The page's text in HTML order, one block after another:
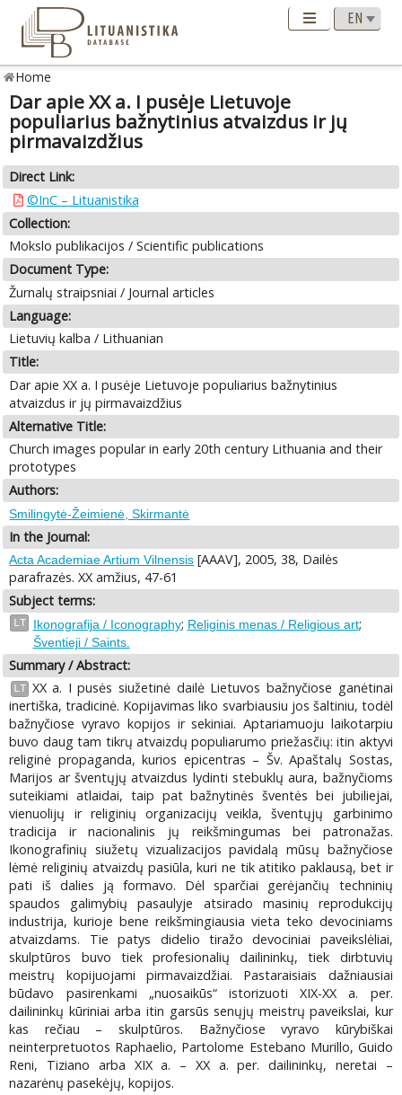
Home
Dar apie XX a. I pusėje Lietuvoje
populiarius bažnytinius atvaizdus ir jų
pirmavaizdžius
Direct Link:
©InC – Lituanistika
Collection:
Mokslo publikacijos / Scientific publications
Document Type:
Žurnalų straipsniai / Journal articles
Language:
Lietuvių kalba / Lithuanian
Title:
Dar apie XX a. I pusėje Lietuvoje populiarius bažnytinius
atvaizdus ir jų pirmavaizdžius
Alternative Title:
Church images popular in early 20th century Lithuania and their
prototypes
Authors:
Smilingytė-Žeimienė, Skirmantė
In the Journal:
Acta Academiae Artium Vilnensis [AAAV], 2005, 38, Dailės
parafrazės. XX amžius, 47-61
Subject terms:
LT Ikonografija / Iconography; Religinis menas / Religious art;
Šventieji / Saints.
Summary / Abstract:
LT XX a. I pusės siužetinė dailė Lietuvos bažnyčiose ganėtinai
inertiška, tradicinė. Kopijavimas liko svarbiausiu jos šaltiniu, todėl
bažnyčiose vyravo kopijos ir sekiniai. Aptariamuoju laikotarpiu
buvo daug tam tikrų atvaizdų populiarumo priežasčių: itin aktyvi
religinė propaganda, kurios epicentras – Šv. Apaštalų Sostas,
Marijos ar šventųjų atvaizdus lydinti stebuklų aura, bažnyčioms
suteikiami atlaidai, taip pat bažnytinės šventės bei jubiliejai,
vienuolijų ir religinių organizacijų veikla, šventųjų garbinimo
tradicija ir nacionalinis jų reikšmingumas bei patronažas.
Ikonografinių siužetų vizualizacijos pavidalą mūsų bažnyčiose
lėmė religinių atvaizdų pasiūla, kuri ne tik atitiko paklausą, bet ir
pati iš dalies ją formavo. Dėl sparčiai gerėjančių techninių
spaudos galimybių pasaulyje atsirado masinių reprodukcijų
industrija, kurioje bene reikšmingiausia vieta teko devociniams
atvaizdams. Tie patys didelio tiražo devociniai paveikslėliai,
skulptūros buvo tiek profesionalių dailininkų, tiek dirbtuvių
meistrų kopijuojami pirmavaizdžiai. Pastaraisiais dažniausiai
būdavo pasirenkami „nuosaikūs“ istorizuoti XIX-XX a. per.
dailininkų kūriniai arba itin garsūs senųjų meistrų paveikslai, kur
kas rečiau – skulptūros. Bažnyčiose vyravo kūrybiškai
neinterpretuotos Raphaelio, Partolome Estebano Murillo, Guido
Reni, Tiziano arba XIX a. – XX a. per. dailininkų, neretai –
nazarėnų pasekėjų, kopijos.